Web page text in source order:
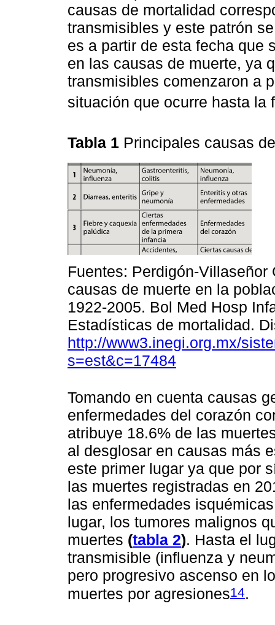
causas de mortalidad
transmisibles y este patrón
es a partir de esta fecha que
en las causas de muerte, ya
transmisibles comenzaron a
situación que ocurre hasta la
Tabla 1 Principales causas
Fuentes: Perdigón-
causas de muerte en la
1922-2005. Bol Med Hosp
Estadísticas de mortalidad.
http://www3.inegi.org.mx/
s=est&c=17484
Tomando en cuenta causas
enfermedades del corazón
atribuye 18.6% de las
al desglosar en causas más
este primer lugar ya que por
las muertes registradas en
las enfermedades
lugar, los tumores malignos
muertes (tabla 2). Hasta el
transmisible (influenza y
pero progresivo ascenso en
muertes por agresiones14.